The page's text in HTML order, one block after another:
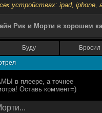
устройствах: ipad, iphone,
Рик и Морти в хорошем
Буду Бросил